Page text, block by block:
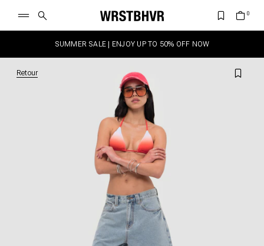
SUMMER SALE | ENJOY UP TO 50% OFF NOW
Retour